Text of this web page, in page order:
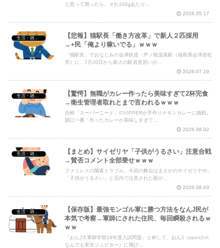
と思って買ったら、それ100gあたり...
2026.05.17
生活・雑談・恋愛
【悲報】猫駅長「働き方改革」で新人２匹採用
→+民「俺より稼いでる」ｗｗｗ
「猫駅長」でおなじみの会津鉄道・芦ノ牧温泉駅（福島県会津若松
市）に、7月20日から新人の駅員見習いが...
2026.07.19
【驚愕】無職がカレー作ったら美味すぎて2杯完食
→衛生管理者取れとまで言われるｗｗｗ
自称「スーパーニート」のVIPPERが手作りチキンカレーに挑戦。
開口一番「作ったカレーが美味しすぎて...
2026.08.02
【まとめ】サイゼリヤ「子供がうるさい」注意合戦
→賛否コメント全部乗せｗｗｗ
ファミレスの隣客トラブル、今回の舞台はまさかのサイゼリヤや。
「子供がうるさい」と店内で注意された親が...
2026.08.03
【保存版】最強モンゴル軍に勝つ方法をなんJ民が
本気で考察→軍師にされた住民、毎回瞬殺されるｗ
ｗｗ
「おんJ大軍師学部19年度入試問題」と称して、おんJ（open2ch
なんでも実況ジュピター）に飛び...